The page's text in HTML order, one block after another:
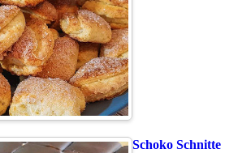
Schoko Schnitte